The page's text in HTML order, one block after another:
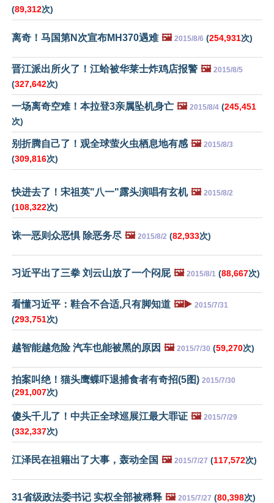
(89,312次)
离奇！马国第N次宣布MH370遇难 🖼️ 2015/8/6 (254,931次)
晋江派出所火了！江蛤被华莱士炸鸡店报警 🖼️ 2015/8/5
(327,642次)
一场离奇空难！本拉登3亲属坠机身亡 🖼️ 2015/8/4 (245,451
次)
别折腾自己了！观全球萤火虫栖息地有感 🖼️ 2015/8/3
(309,816次)
快进去了！宋祖英"八一"露头演唱有玄机 🖼️ 2015/8/2
(108,322次)
诛一恶则众恶惧 除恶务尽 🖼️ 2015/8/2 (82,933次)
习近平出了三拳 刘云山放了一个闷屁 🖼️ 2015/8/1 (88,667次)
看懂习近平：鞋合不合适,只有脚知道 🖼️▶️ 2015/7/31
(293,751次)
越智能越危险 汽车也能被黑的原因 🖼️ 2015/7/30 (59,270次)
拍案叫绝！猫头鹰蝶吓退捕食者有奇招(5图) 2015/7/30
(291,007次)
傻头千儿了！中共正全球巡展江最大罪证 🖼️ 2015/7/29
(332,337次)
江泽民在祖籍出了大事，轰动全国 🖼️ 2015/7/27 (117,572次)
31省级政法委书记 实权全部被稀释 🖼️ 2015/7/27 (80,398次)